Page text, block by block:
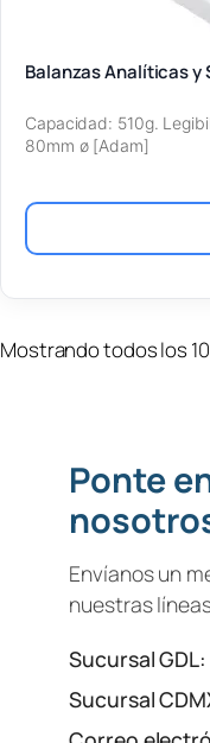
Balanzas Analíticas y
Capacidad: 510g.
80mm ø [Adam]
Mostrando todos los
Ponte
Envíanos un
nuestras
Sucursal GDL:
Sucursal